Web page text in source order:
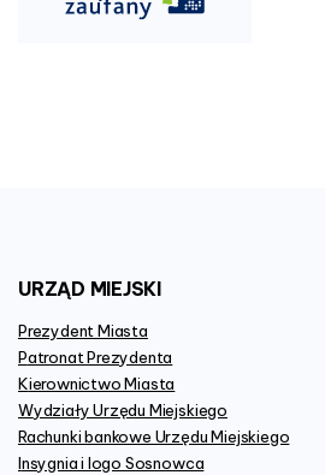
URZĄD MIEJSKI
Prezydent Miasta
Patronat Prezydenta
Kierownictwo Miasta
Wydziały Urzędu Miejskiego
Rachunki bankowe Urzędu Miejskiego
Insygnia i logo Sosnowca